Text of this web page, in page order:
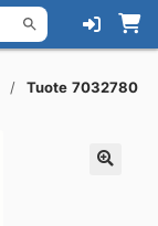
Tuote 7032780